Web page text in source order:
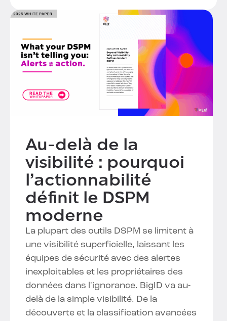
Au-delà de la
visibilité : pourquoi
l’actionnabilité
définit le DSPM
moderne
La plupart des outils DSPM se limitent à
une visibilité superficielle, laissant les
équipes de sécurité avec des alertes
inexploitables et les propriétaires des
données dans l'ignorance. BigID va au-
delà de la simple visibilité. De la
découverte et la classification avancées